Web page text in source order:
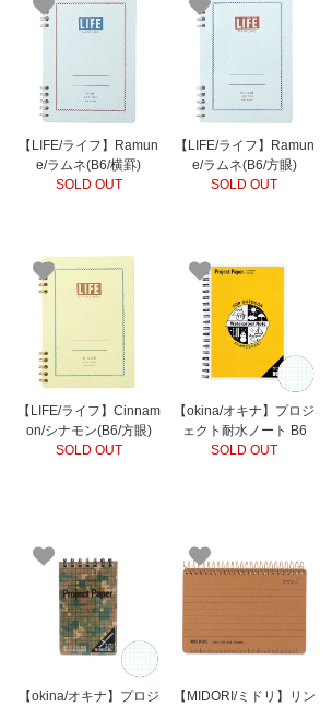
【LIFE/ライフ】Ramun
e/ラムネ(B6/横罫)
SOLD OUT
【LIFE/ライフ】Ramun
e/ラムネ(B6/方眼)
SOLD OUT
【LIFE/ライフ】Cinnam
on/シナモン(B6/方眼)
SOLD OUT
【okina/オキナ】プロジ
ェクト耐水ノート B6
SOLD OUT
【okina/オキナ】プロジ
【MIDORI/ミドリ】リン